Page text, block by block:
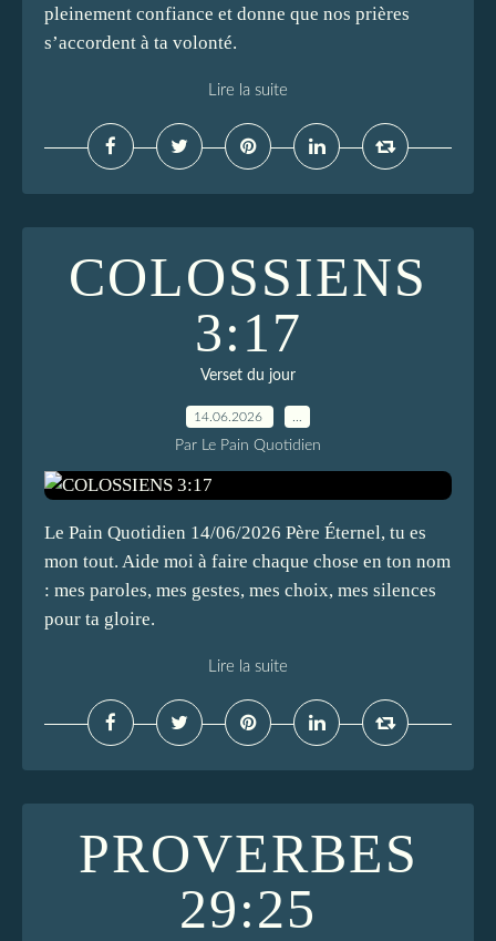
pleinement confiance et donne que nos prières
s’accordent à ta volonté.
Lire la suite
COLOSSIENS
3:17
Verset du jour
14.06.2026
Par Le Pain Quotidien
Le Pain Quotidien 14/06/2026 Père Éternel, tu es
mon tout. Aide moi à faire chaque chose en ton nom
: mes paroles, mes gestes, mes choix, mes silences
pour ta gloire.
Lire la suite
PROVERBES
29:25